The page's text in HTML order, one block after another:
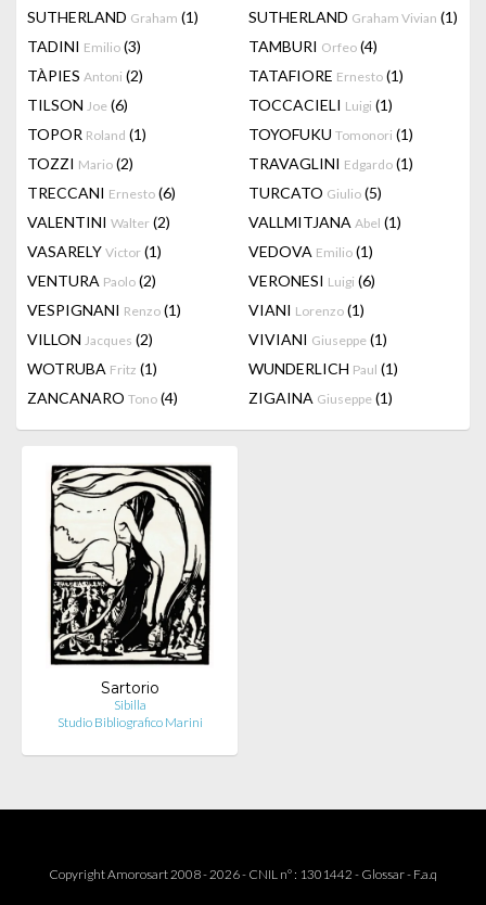
SUTHERLAND Graham (1) SUTHERLAND Graham Vivian (1)
TADINI Emilio (3) TAMBURI Orfeo (4)
TÀPIES Antoni (2) TATAFIORE Ernesto (1)
TILSON Joe (6) TOCCACIELI Luigi (1)
TOPOR Roland (1) TOYOFUKU Tomonori (1)
TOZZI Mario (2) TRAVAGLINI Edgardo (1)
TRECCANI Ernesto (6) TURCATO Giulio (5)
VALENTINI Walter (2) VALLMITJANA Abel (1)
VASARELY Victor (1) VEDOVA Emilio (1)
VENTURA Paolo (2) VERONESI Luigi (6)
VESPIGNANI Renzo (1) VIANI Lorenzo (1)
VILLON Jacques (2) VIVIANI Giuseppe (1)
WOTRUBA Fritz (1) WUNDERLICH Paul (1)
ZANCANARO Tono (4) ZIGAINA Giuseppe (1)
Sartorio
Sibilla
Studio Bibliografico Marini
Copyright Amorosart 2008 - 2026 - CNIL n° : 1301442 - Glossar- F.a.q